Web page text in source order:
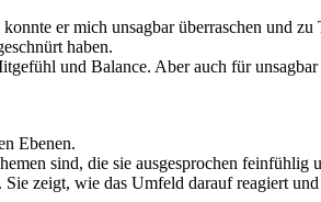
er mich unsagbar überraschen und zu
haben.
und Balance. Aber auch für
Ebenen.
sind, die sie ausgesprochen feinfühlig
zeigt, wie das Umfeld darauf reagiert